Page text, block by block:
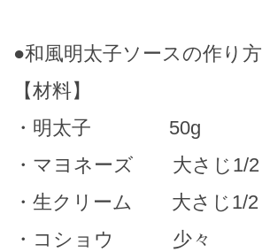
●和風明太子ソースの作り方
【材料】
・明太子 50g
・マヨネーズ 大さじ1/2
・生クリーム 大さじ1/2
・コショウ 少々